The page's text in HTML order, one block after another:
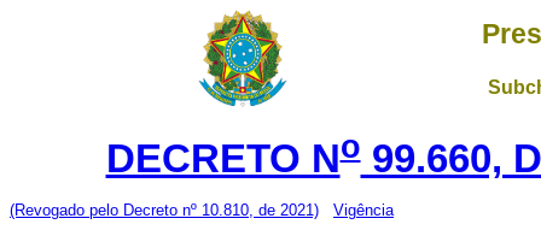
DECRETO No99.660,
(Revogado pelo Decreto nº 10.810, de 2021) Vigência